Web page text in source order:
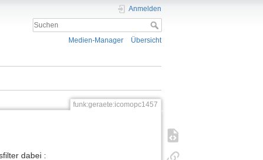
Anmelden
Medien-Manager Übersicht
funk:geraete:icomopc1457
dabei :